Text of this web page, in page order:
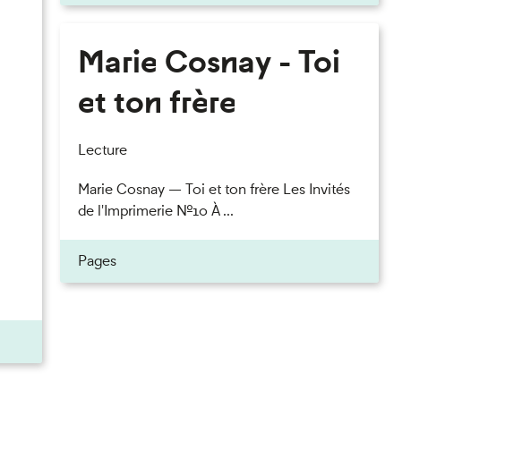
Marie Cosnay - Toi
et ton frère
Lecture
Marie Cosnay — Toi et ton frère Les Invités
de l'Imprimerie n°10 À ...
Pages